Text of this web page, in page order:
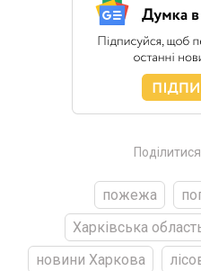
Поділитися
пожежа
Харківська
новини Харкова